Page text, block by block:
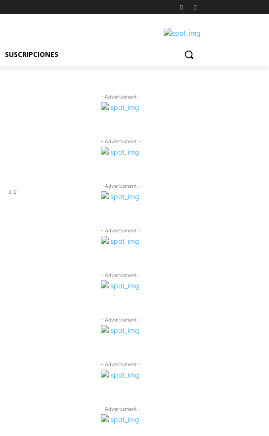
SUSCRIPCIONES
0
- Advertisment -
- Advertisment -
- Advertisment -
- Advertisment -
- Advertisment -
- Advertisment -
- Advertisment -
- Advertisment -